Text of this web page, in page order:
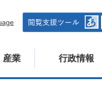
産業 行政情報